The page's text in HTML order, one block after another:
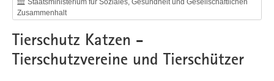
Staatsministerium für Soziales, Gesundheit und Gesellschaftlichen
Zusammenhalt
Tierschutz Katzen -
Tierschutzvereine und Tierschützer